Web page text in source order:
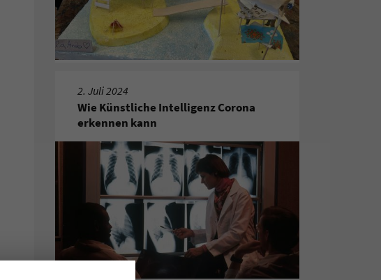
2. Juli 2024
Wie Künstliche Intelligenz Corona
erkennen kann